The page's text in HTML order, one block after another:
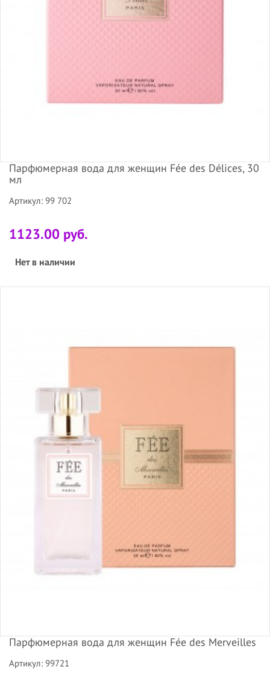
Парфюмерная вода для женщин Fée des Délices, 30
мл
Артикул: 99 702
1123.00 руб.
Нет в наличии
Парфюмерная вода для женщин Fée des Merveilles
Артикул: 99721